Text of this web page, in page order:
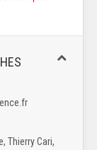
Thierry Cari,